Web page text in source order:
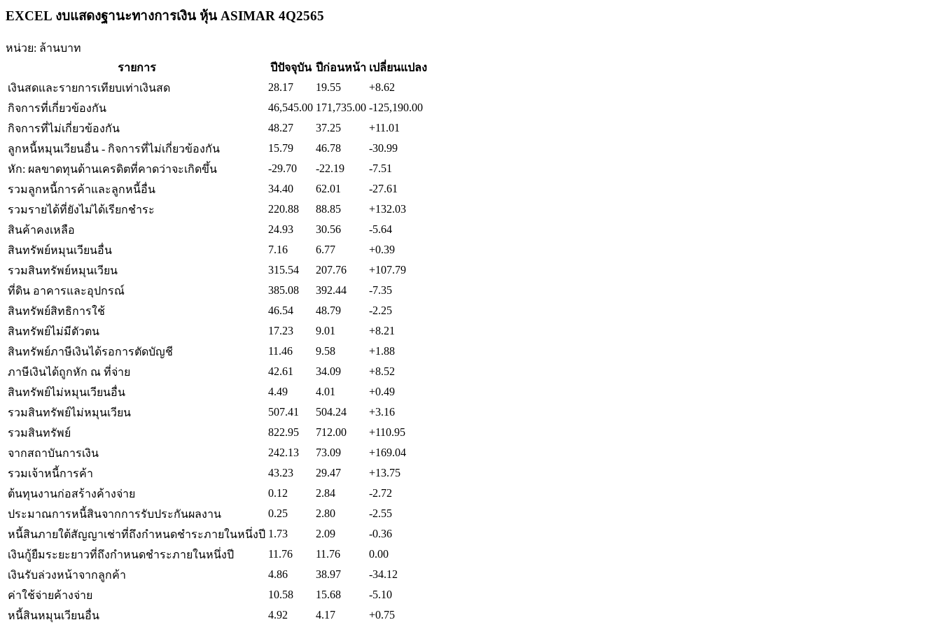
EXCEL งบแสดงฐานะทางการเงิน หุ้น ASIMAR 4Q2565
หน่วย: ล้านบาท
รายการ
ปีปัจจุบัน ปีก่อนหน้า เปลี่ยนแปลง
เงินสดและรายการเทียบเท่าเงินสด
28.17 19.55
+8.62
กิจการที่เกี่ยวข้องกัน
46,545.00 171,735.00 -125,190.00
กิจการที่ไม่เกี่ยวข้องกัน
48.27 37.25
+11.01
ลูกหนี้หมุนเวียนอื่น - กิจการที่ไม่เกี่ยวข้องกัน
15.79 46.78
-30.99
หัก: ผลขาดทุนด้านเครดิตที่คาดว่าจะเกิดขึ้น
-29.70 -22.19
-7.51
รวมลูกหนี้การค้าและลูกหนี้อื่น
34.40 62.01
-27.61
รวมรายได้ที่ยังไม่ได้เรียกชำระ
220.88 88.85
+132.03
สินค้าคงเหลือ
24.93 30.56
-5.64
สินทรัพย์หมุนเวียนอื่น
7.16 6.77
+0.39
รวมสินทรัพย์หมุนเวียน
315.54 207.76
+107.79
ที่ดิน อาคารและอุปกรณ์
385.08 392.44
-7.35
สินทรัพย์สิทธิการใช้
46.54 48.79
-2.25
สินทรัพย์ไม่มีตัวตน
17.23 9.01
+8.21
สินทรัพย์ภาษีเงินได้รอการตัดบัญชี
11.46 9.58
+1.88
ภาษีเงินได้ถูกหัก ณ ที่จ่าย
42.61 34.09
+8.52
สินทรัพย์ไม่หมุนเวียนอื่น
4.49 4.01
+0.49
รวมสินทรัพย์ไม่หมุนเวียน
507.41 504.24
+3.16
รวมสินทรัพย์
822.95 712.00
+110.95
จากสถาบันการเงิน
242.13 73.09
+169.04
รวมเจ้าหนี้การค้า
43.23 29.47
+13.75
ต้นทุนงานก่อสร้างค้างจ่าย
0.12 2.84
-2.72
ประมาณการหนี้สินจากการรับประกันผลงาน
0.25 2.80
-2.55
หนี้สินภายใต้สัญญาเช่าที่ถึงกำหนดชำระภายในหนึ่งปี 1.73 2.09
-0.36
เงินกู้ยืมระยะยาวที่ถึงกำหนดชำระภายในหนึ่งปี
11.76 11.76
0.00
เงินรับล่วงหน้าจากลูกค้า
4.86 38.97
-34.12
ค่าใช้จ่ายค้างจ่าย
10.58 15.68
-5.10
หนี้สินหมุนเวียนอื่น
4.92 4.17 +0.75